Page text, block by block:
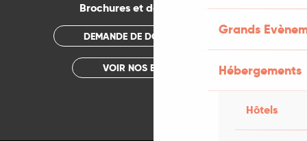
Grands
Hébergements
Hôtels
Brochures et documentations
DEMANDE DE DOCUMENTATION
VOIR NOS BROCHURES